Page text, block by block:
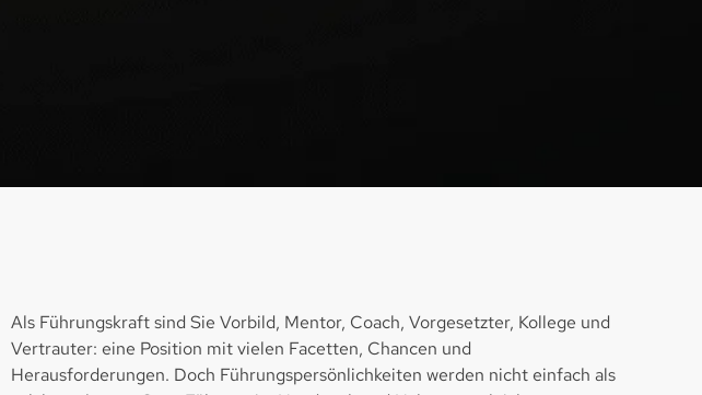
Als Führungskraft sind Sie Vorbild, Mentor, Coach, Vorgesetzter, Kollege und
Vertrauter: eine Position mit vielen Facetten, Chancen und
Herausforderungen. Doch Führungspersönlichkeiten werden nicht einfach als